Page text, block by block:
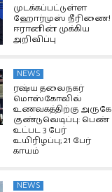
முடக்கப்பட்டுள்ள
ஹோர்முஸ் நீரிணை!
ஈரானின் முக்கிய
அறிவிப்பு
NEWS
ரஷ்ய தலைநகர்
மொஸ்கோவில்
உணவகத்திற்கு அருகே
குண்டுவெடிப்பு: பெண்
உட்பட 3 பேர்
உயிரிழப்பு; 21 பேர்
காயம்
NEWS